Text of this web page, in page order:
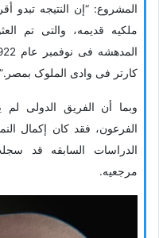
المشروع: “إن النتیجه
ملکیه قدیمه، والتی تم
کارتر فی وادی الملوک بمصر.”
وبما أن الفریق الدولی
الفرعون، فقد کان إکمال
الدراسات السابقه قد
مرجعیه.